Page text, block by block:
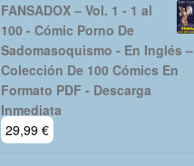
FANSADOX – Vol. 1 - 1 al
100 - Cómic Porno De
Sadomasoquismo - En Inglés –
Colección De 100 Cómics En
Formato PDF - Descarga
Inmediata
29,99 €